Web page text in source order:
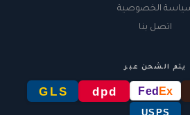
الخصوصية
اتصل بنا
يتم الشحن عبر
FedEx
dpd
GLS
USPS